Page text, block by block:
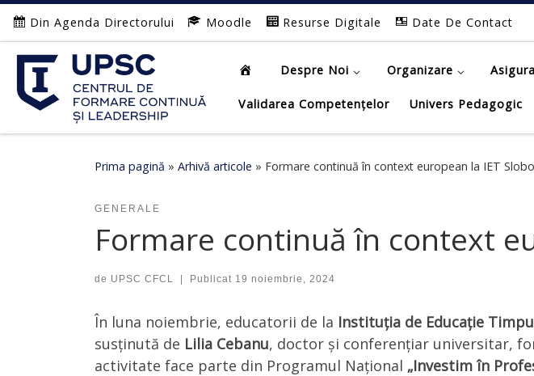
Afișează întregul conținut
Din Agenda Directorului Moodle Resurse Digitale Date De Contact
Despre Noi Organizare
Validarea Competențelor Univers Pedagogic
Prima pagină » Arhivă articole » Formare continuă în context european la IET
GENERALE
Formare continuă în context
de UPSC CFCL | Publicat 19 noiembrie, 2024
În luna noiembrie, educatorii de la Instituția de Educație
susținută de Lilia Cebanu, doctor și conferențiar universitar,
activitate face parte din Programul Național „Investim în